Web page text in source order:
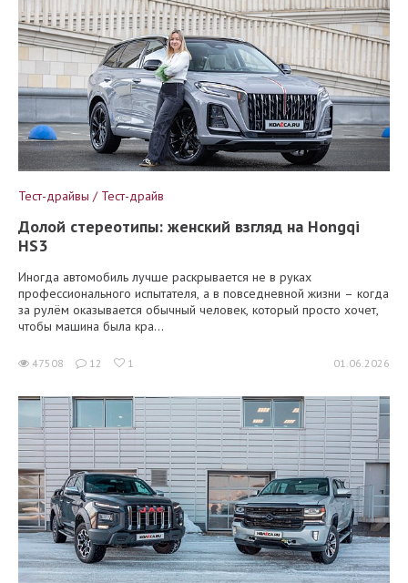
Тест-драйвы / Тест-драйв
Долой стереотипы: женский взгляд на Hongqi
HS3
Иногда автомобиль лучше раскрывается не в руках
профессионального испытателя, а в повседневной жизни – когда
за рулём оказывается обычный человек, который просто хочет,
чтобы машина была кра...
47508 12 1 01.06.2026